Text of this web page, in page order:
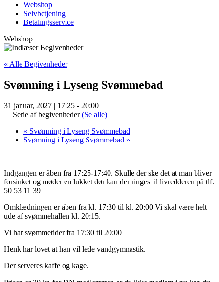
Webshop
Selvbetjening
Betalingsservice
Webshop
« Alle Begivenheder
Svømning i Lyseng Svømmebad
31 januar, 2027 | 17:25 - 20:00
Serie af begivenheder(Se alle)
« Svømning i Lyseng Svømmebad
Svømning i Lyseng Svømmebad »
Indgangen er åben fra 17:25-17:40. Skulle der ske det at man bliver
forsinket og møder en lukket dør kan der ringes til livredderen på tlf.
50 53 11 39
Omklædningen er åben fra kl. 17:30 til kl. 20:00 Vi skal være helt
ude af svømmehallen kl. 20:15.
Vi har svømmetider fra 17:30 til 20:00
Henk har lovet at han vil lede vandgymnastik.
Der serveres kaffe og kage.